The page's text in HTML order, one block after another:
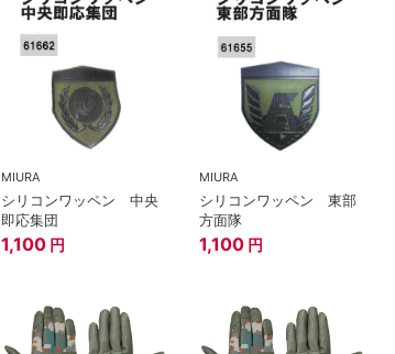
MIURA
シリコンワッペン 中央
即応集団
1,100 円
MIURA
シリコンワッペン 東部
方面隊
1,100 円